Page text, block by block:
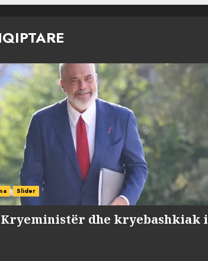
Slider
Kryeministër dhe kryebashkiak i